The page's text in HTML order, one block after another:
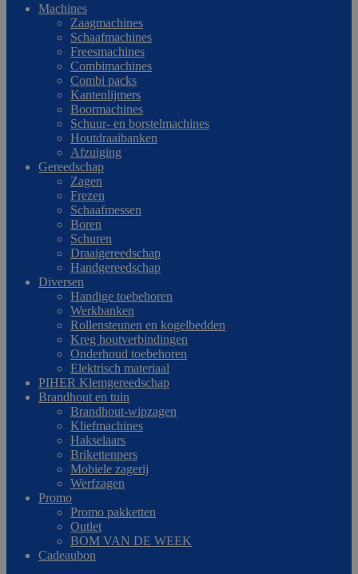
Machines
Zaagmachines
Schaafmachines
Freesmachines
Combimachines
Combi packs
Kantenlijmers
Boormachines
Schuur- en borstelmachines
Houtdraaibanken
Afzuiging
Gereedschap
Zagen
Frezen
Schaafmessen
Boren
Schuren
Draaigereedschap
Handgereedschap
Diversen
Handige toebehoren
Werkbanken
Rollensteunen en kogelbedden
Kreg houtverbindingen
Onderhoud toebehoren
Elektrisch materiaal
PIHER Klemgereedschap
Brandhout en tuin
Brandhout-wipzagen
Kliefmachines
Hakselaars
Brikettenpers
Mobiele zagerij
Werfzagen
Promo
Promo pakketten
Outlet
BOM VAN DE WEEK
Cadeaubon